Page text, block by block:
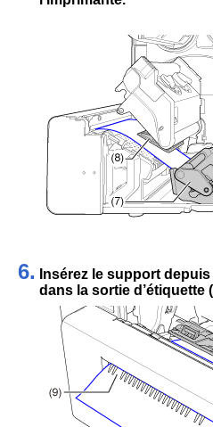
6.
Insérez le support
dans la sortie d’étiquette